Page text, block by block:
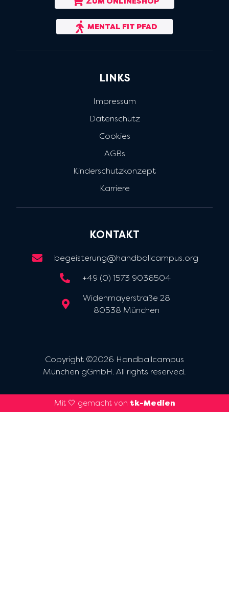
MENTAL FIT PFAD
LINKS
Impressum
Datenschutz
Cookies
AGBs
Kinderschutzkonzept
Karriere
KONTAKT
begeisterung@handballcampus.org
+49 (0) 1573 9036504
Widenmayerstraße 28
80538 München
Copyright ©2026 Handballcampus
München gGmbH. All rights reserved.
Mit 🤍 gemacht von tk-Medien